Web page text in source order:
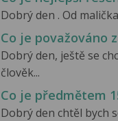
Dobrý den . Od
Co je považováno
Dobrý den, ještě se
člověk...
Co je předmětem
Dobrý den chtěl bych